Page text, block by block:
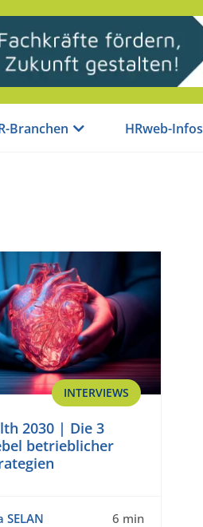
Branchen HRweb-Infos
INTERVIEWS
2030 | Die 3
betrieblicher
SELAN 6 min